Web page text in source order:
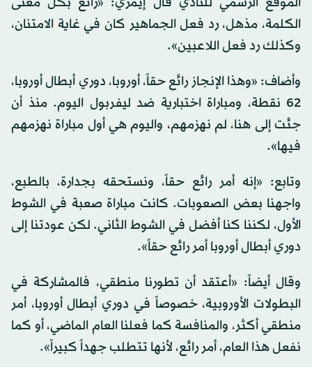
الكلمة، مذهل، رد فعل الجماهير كان في غاية الامتنان،
وكذلك رد فعل اللاعبين».
وأضاف: «وهذا الإنجاز رائع حقاً، أوروبا، دوري أبطال أوروبا،
62 نقطة، ومباراة اختبارية ضد ليفربول اليوم. منذ أن
جئت إلى هنا، لم نهزمهم، واليوم هي أول مباراة نهزمهم
فيها».
وتابع: «إنه أمر رائع حقاً، ونستحقه بجدارة، بالطبع،
واجهنا بعض الصعوبات. كانت مباراة صعبة في الشوط
الأول، لكننا كنا أفضل في الشوط الثاني. لكن عودتنا إلى
دوري أبطال أوروبا أمر رائع حقاً».
وقال أيضاً: «أعتقد أن تطورنا منطقي، فالمشاركة في
البطولات الأوروبية، خصوصاً في دوري أبطال أوروبا، أمر
منطقي أكثر، والمنافسة كما فعلنا العام الماضي، أو كما
نفعل هذا العام، أمر رائع، لأنها تتطلب جهداً كبيراً».